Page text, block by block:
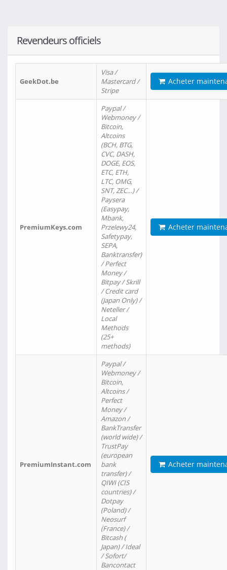
Revendeurs officiels
GeekDot.be
Visa /
Mastercard /
Stripe
Acheter
PremiumKeys.com
Paypal /
Webmoney /
Bitcoin,
Altcoins
(BCH, BTG,
CVC, DASH,
DOGE, EOS,
ETC, ETH,
LTC, OMG,
SNT, ZEC…) /
Paysera
(Easypay,
Mbank,
Przelewy24,
Safetypay,
SEPA,
Banktransfer)
/ Perfect
Money /
Bitpay / Skrill
/ Credit card
(Japan Only) /
Neteller /
Local
Methods
(25+
methods)
Acheter
PremiumInstant.com
Paypal /
Webmoney /
Bitcoin,
Altcoins /
Perfect
Money /
Amazon /
BankTransfer
(world wide) /
TrustPay
(european
bank
transfer) /
QIWI (CIS
countries) /
Dotpay
(Poland) /
Neosurf
(France) /
Bitcash (
Japan) / Ideal
/ Sofort/
Bancontact
Acheter